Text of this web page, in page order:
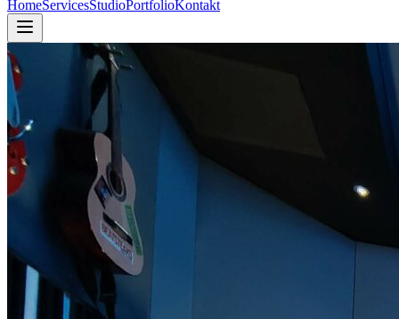
HomeServicesStudioPortfolioKontakt